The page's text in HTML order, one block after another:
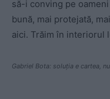
să-i conving pe
bună, mai protejată,
aici. Trăim în interiorul
Gabriel Bota: soluția e cartea,